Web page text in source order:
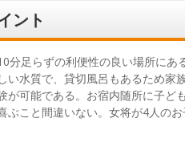
ント
分足らずの利便性の良い場所に
い水質で、貸切風呂もあるため家
が可能である。お宿内随所に子ど
ぶこと間違いない。女将が4人の